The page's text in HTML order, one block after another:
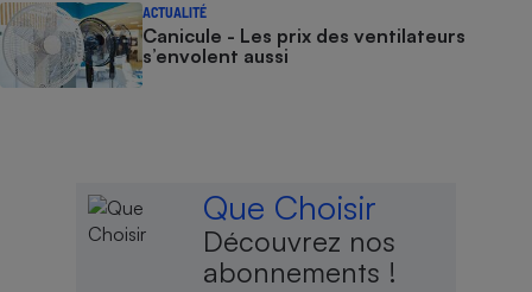
ACTUALITÉ
Canicule - Les prix des ventilateurs
s’envolent aussi
Que Choisir
Découvrez nos
abonnements !